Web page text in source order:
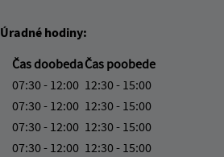
Úradné hodiny:
Čas doobedaČas poobede
07:30 - 12:00 12:30 - 15:00
07:30 - 12:00 12:30 - 15:00
07:30 - 12:00 12:30 - 15:00
07:30 - 12:00 12:30 - 15:00